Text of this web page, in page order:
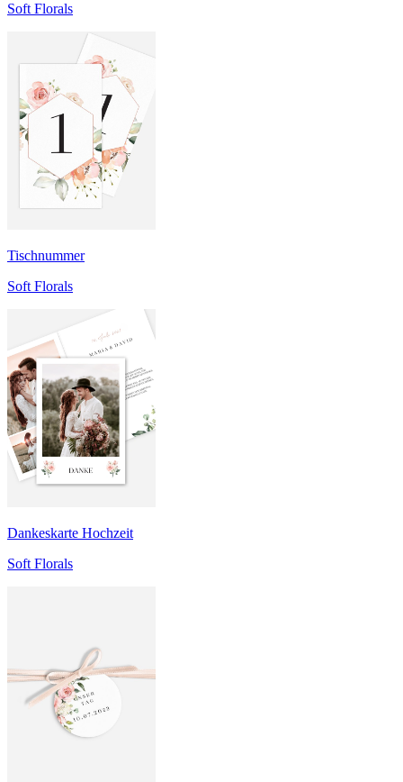
Soft Florals
Tischnummer
Soft Florals
Dankeskarte Hochzeit
Soft Florals